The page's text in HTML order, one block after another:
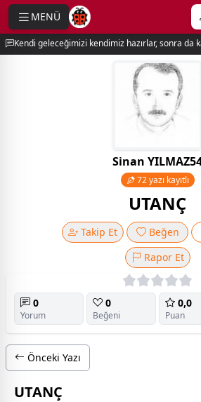
MENÜ
Kendi geleceğimizi kendimiz hazırlar, sonra da
Sinan
72 yazı kayıtlı
UTANÇ
Takip Et Beğen
Rapor Et
0
Yorum
0
Beğeni
0,0
Puan
Önceki Yazı
UTANÇ
menu